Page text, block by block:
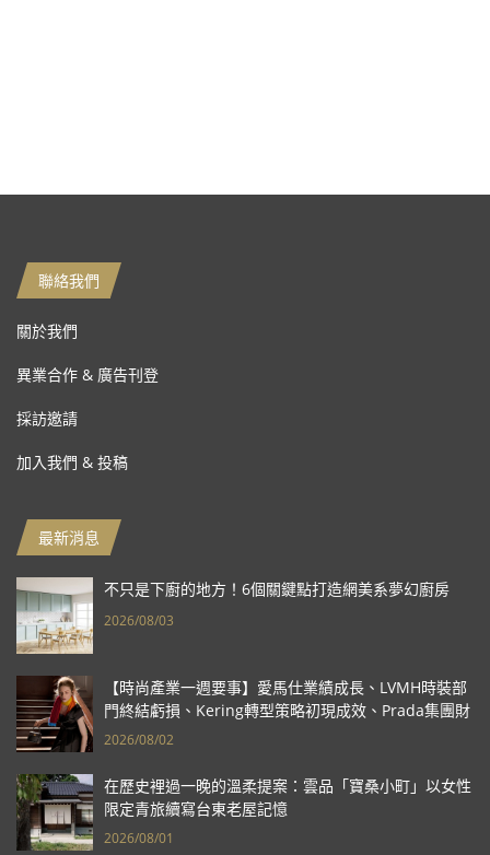
聯絡我們
關於我們
異業合作 & 廣告刊登
採訪邀請
加入我們 & 投稿
最新消息
不只是下廚的地方！6個關鍵點打造網美系夢幻廚房
2026/08/03
【時尚產業一週要事】愛馬仕業績成長、LVMH時裝部
門終結虧損、Kering轉型策略初現成效、Prada集團財
報亮眼
2026/08/02
在歷史裡過一晚的溫柔提案：雲品「寶桑小町」以女性
限定青旅續寫台東老屋記憶
2026/08/01